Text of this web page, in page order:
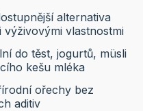
alternativa
výživovými vlastnostmi
do těst, jogurtů, müsli
kešu mléka
ořechy bez
aditiv